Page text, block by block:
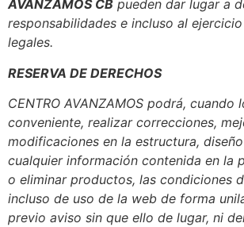
AVANZAMOS CB pueden dar lugar a
responsabilidades e incluso al
legales.
RESERVA DE DERECHOS
CENTRO AVANZAMOS podrá, cuando
conveniente, realizar correcciones,
modificaciones en la estructura,
cualquier información contenida en la
o eliminar productos, las condiciones
incluso de uso de la web de forma
previo aviso sin que ello de lugar, ni